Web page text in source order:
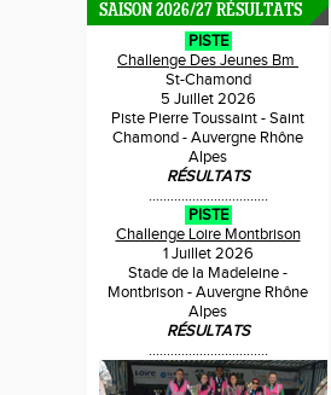
SAISON 2026/27 RÉSULTATS
PISTE
Challenge Des Jeunes Bm
St-Chamond
5 Juillet 2026
Piste Pierre Toussaint - Saint
Chamond - Auvergne Rhône
Alpes
RÉSULTATS
.................................
PISTE
Challenge Loire Montbrison
1 Juillet 2026
Stade de la Madeleine -
Montbrison - Auvergne Rhône
Alpes
RÉSULTATS
.................................